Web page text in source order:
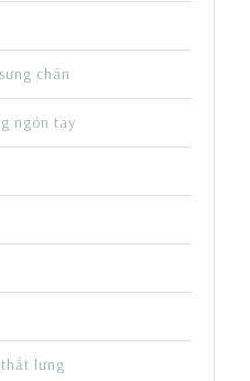
chân
ngón tay
lưng